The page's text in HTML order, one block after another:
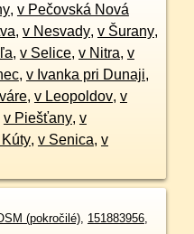
, v Pečovská Nová
, v Nesvady, v Šurany,
, v Selice, v Nitra, v
, v Ivanka pri Dunaji,
, v Leopoldov, v
v Piešťany, v
, v Senica, v
(pokročilé), 151883956,